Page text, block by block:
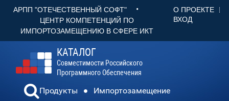
АРПП "ОТЕЧЕСТВЕННЫЙ СОФТ" •
ЦЕНТР КОМПЕТЕНЦИЙ ПО
ИМПОРТОЗАМЕЩЕНИЮ В СФЕРЕ ИКТ
О ПРОЕКТЕ
ВХОД
КАТАЛОГ
Совместимости Российского
Программного Обеспечения
Продукты Импортозамещение